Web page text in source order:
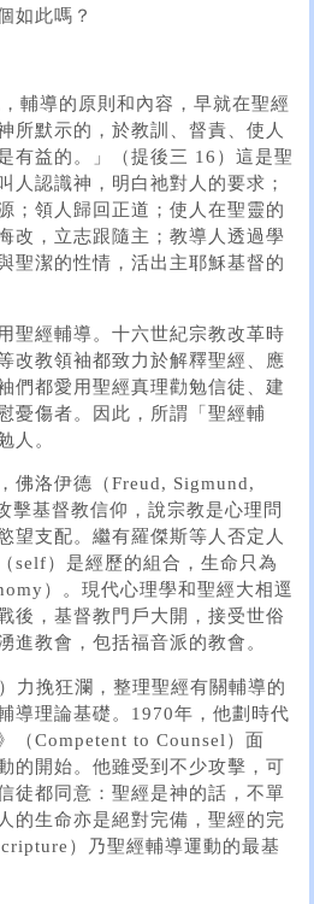
如此嗎？
輔導的原則和內容，早就在聖經
所默示的，於教訓、督責、使人
有益的。」（提後三 16）這是聖
人認識神，明白祂對人的要求；
；領人歸回正道；使人在聖靈的
改，立志跟隨主；教導人透過學
聖潔的性情，活出主耶穌基督的
聖經輔導。十六世紀宗教改革時
改教領袖都致力於解釋聖經、應
們都愛用聖經真理勸勉信徒、建
憂傷者。因此，所謂「聖經輔
人。
佛洛伊德（Freud, Sigmund,
擊基督教信仰，說宗教是心理問
望支配。繼有羅傑斯等人否定人
self）是經歷的組合，生命只為
）。現代心理學和聖經大相逕
後，基督教門戶大開，接受世俗
進教會，包括福音派的教會。
力挽狂瀾，整理聖經有關輔導的
導理論基礎。1970年，他劃時代
（Competent to Counsel）面
的開始。他雖受到不少攻擊，可
徒都同意：聖經是神的話，不單
的生命亦是絕對完備，聖經的完
）乃聖經輔導運動的最基